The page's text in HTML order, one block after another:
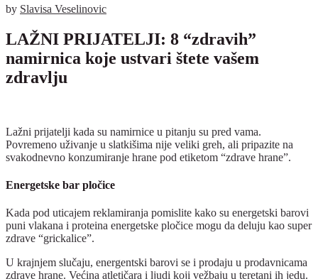
by Slavisa Veselinovic
LAŽNI PRIJATELJI: 8 “zdravih”
namirnica koje ustvari štete vašem
zdravlju
Lažni prijatelji kada su namirnice u pitanju su pred vama.
Povremeno uživanje u slatkišima nije veliki greh, ali pripazite na
svakodnevno konzumiranje hrane pod etiketom “zdrave hrane”.
Energetske bar pločice
Kada pod uticajem reklamiranja pomislite kako su energetski barovi
puni vlakana i proteina energetske pločice mogu da deluju kao super
zdrave “grickalice”.
U krajnjem slučaju, energentski barovi se i prodaju u prodavnicama
zdrave hrane. Većina atletičara i ljudi koji vežbaju u teretani ih jedu.